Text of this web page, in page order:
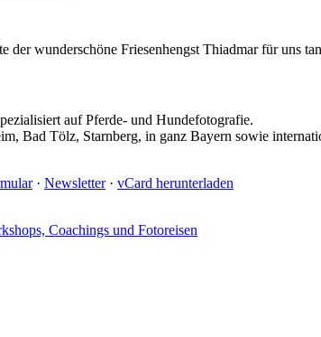
der wunderschöne Friesenhengst Thiadmar für uns
auf Pferde- und Hundefotografie.
Bad Tölz, Starnberg, in ganz Bayern sowie
· Newsletter· vCard herunterladen
Coachings und Fotoreisen